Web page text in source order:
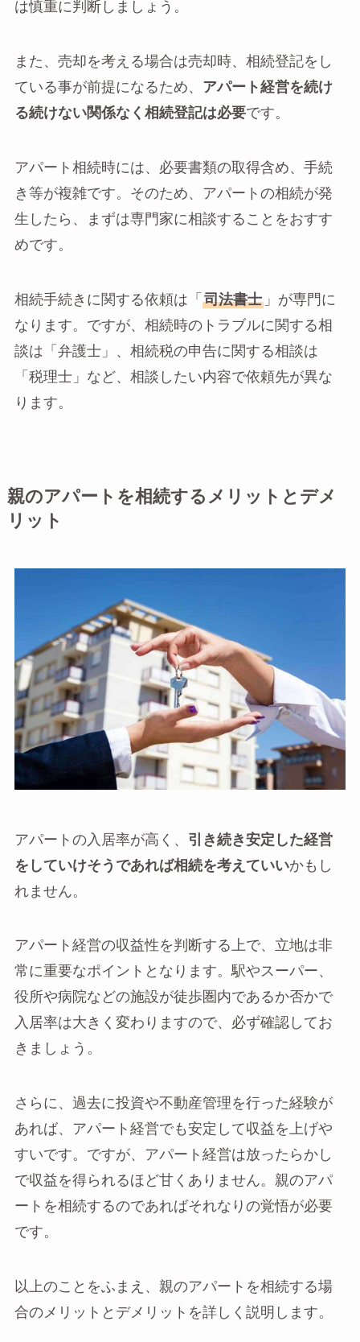
は慎重に判断しましょう。
また、売却を考える場合は売却時、相続登記をし
ている事が前提になるため、 アパート経営を続け
る続けない関係なく相続登記は必要です。
アパート相続時には、必要書類の取得含め、手続
き等が複雑です。そのため、アパートの相続が発
生したら、まずは専門家に相談することをおすす
めです。
相続手続きに関する依頼は「 司法書士」が専門に
なります。ですが、相続時のトラブルに関する相
談は「弁護士」、相続税の申告に関する相談は
「税理士」など、相談したい内容で依頼先が異な
ります。
親のアパートを相続するメリットとデメ
リット
アパートの入居率が高く、
引き続き安定した経営
をしていけそうであれば相続を考えていいかもし
れません。
アパート経営の収益性を判断する上で、立地は非
常に重要なポイントとなります。駅やスーパー、
役所や病院などの施設が徒歩圏内であるか否かで
入居率は大きく変わりますので、必ず確認してお
きましょう。
さらに、過去に投資や不動産管理を行った経験が
あれば、アパート経営でも安定して収益を上げや
すいです。ですが、アパート経営は放ったらかし
で収益を得られるほど甘くありません。親のアパ
ートを相続するのであればそれなりの覚悟が必要
です。
以上のことをふまえ、親のアパートを相続する場
合のメリットとデメリットを詳しく説明します。